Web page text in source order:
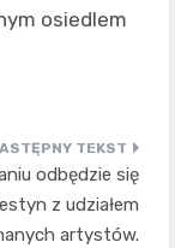
osiedlem
odbędzie się
z udziałem
artystów.